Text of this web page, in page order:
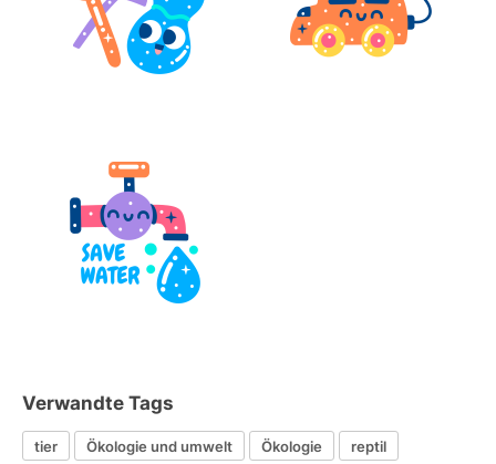
Verwandte Tags
tier Ökologie und umwelt Ökologie
reptil